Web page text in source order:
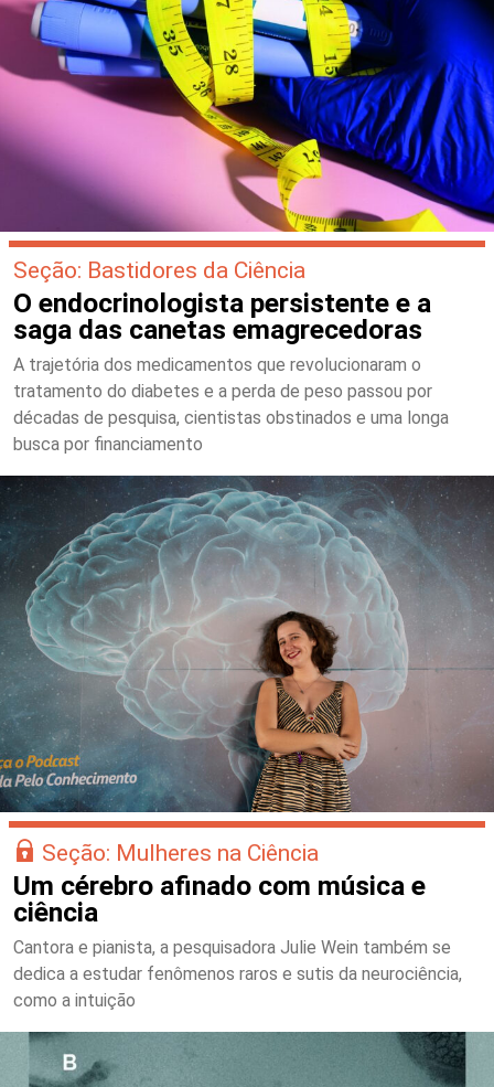
Seção: Bastidores da Ciência
O endocrinologista persistente e a
saga das canetas emagrecedoras
A trajetória dos medicamentos que revolucionaram o
tratamento do diabetes e a perda de peso passou por
décadas de pesquisa, cientistas obstinados e uma longa
busca por financiamento
Seção: Mulheres na Ciência
Um cérebro afinado com música e
ciência
Cantora e pianista, a pesquisadora Julie Wein também se
dedica a estudar fenômenos raros e sutis da neurociência,
como a intuição